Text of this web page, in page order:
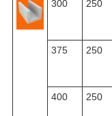
300
250
375
250
400
250